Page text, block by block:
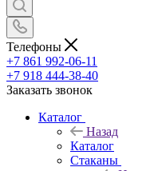
Телефоны
+7 861 992-06-11
+7 918 444-38-40
Заказать звонок
Каталог
Назад
Каталог
Стаканы